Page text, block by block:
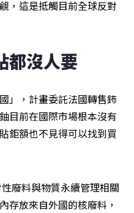
，這是抵觸目前全球反對
都沒人要
」，計畫委託法國轉售鈽
目前在國際市場根本沒有
鉅額也不見得可以找到買
廢料與物質永續管理相關
存放來自外國的核廢料，